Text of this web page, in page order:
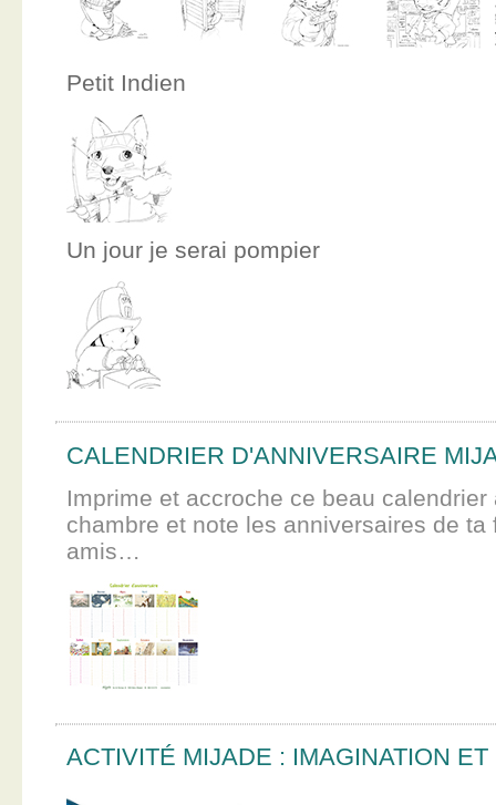
Petit Indien
Un jour je serai pompier
CALENDRIER D'ANNIVERSAIRE
Imprime et accroche ce beau calendrier
chambre et note les anniversaires de ta
amis…
ACTIVITÉ MIJADE : IMAGINATION